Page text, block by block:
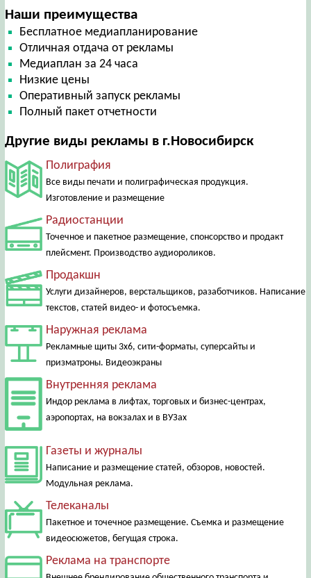
Наши преимущества
Бесплатное медиапланирование
Отличная отдача от рекламы
Медиаплан за 24 часа
Низкие цены
Оперативный запуск рекламы
Полный пакет отчетности
Другие виды рекламы в г.Новосибирск
Полиграфия
Все виды печати и полиграфическая продукция.
Изготовление и размещение
Радиостанции
Точечное и пакетное размещение, спонсорство и продакт
плейсмент. Производство аудиороликов.
Продакшн
Услуги дизайнеров, верстальщиков, разаботчиков. Написание
текстов, статей видео- и фотосъемка.
Наружная реклама
Рекламные щиты 3х6, сити-форматы, суперсайты и
призматроны. Видеоэкраны
Внутренняя реклама
Индор реклама в лифтах, торговых и бизнес-центрах,
аэропортах, на вокзалах и в ВУЗах
Газеты и журналы
Написание и размещение статей, обзоров, новостей.
Модульная реклама.
Телеканалы
Пакетное и точечное размещение. Съемка и размещение
видеосюжетов, бегущая строка.
Реклама на транспорте